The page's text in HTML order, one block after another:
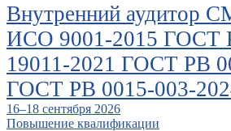
Внутренний аудитор
ИСО 9001-2015 ГОСТ
19011-2021 ГОСТ РВ
ГОСТ РВ 0015-003-
16–18 сентября 2026
Повышение квалификации